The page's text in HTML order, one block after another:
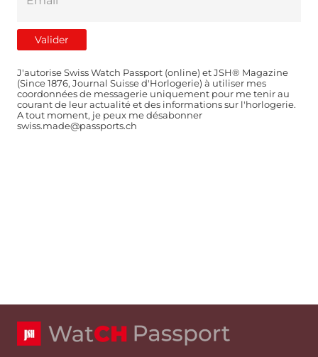
J'autorise Swiss Watch Passport (online) et JSH® Magazine
(Since 1876, Journal Suisse d'Horlogerie) à utiliser mes
coordonnées de messagerie uniquement pour me tenir au
courant de leur actualité et des informations sur l'horlogerie.
A tout moment, je peux me désabonner
swiss.made@passports.ch